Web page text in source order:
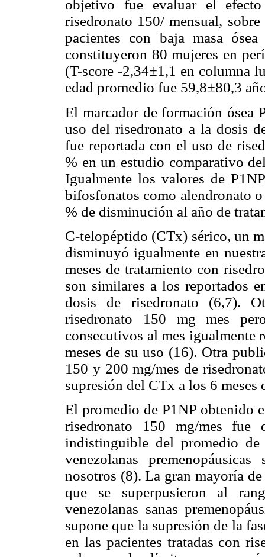
objetivo fue evaluar el
risedronato 150/ mensual,
pacientes con baja masa
constituyeron 80 mujeres en
(T-score -2,34±1,1 en columna
edad promedio fue 59,8±80,3
El marcador de formación ósea
uso del risedronato a la dosis
fue reportada con el uso de
% en un estudio comparativo
Igualmente los valores de
bifosfonatos como alendronato
% de disminución al año de
C-telopéptido (CTx) sérico, un
disminuyó igualmente en
meses de tratamiento con
son similares a los reportados
dosis de risedronato (6,7).
risedronato 150 mg mes
consecutivos al mes
meses de su uso (16). Otra
150 y 200 mg/mes de
supresión del CTx a los 6
El promedio de P1NP obtenido
risedronato 150 mg/mes
indistinguible del promedio
venezolanas
nosotros (8). La gran mayoría
que se superpusieron al
venezolanas sanas
supone que la supresión de la
en las pacientes tratadas con